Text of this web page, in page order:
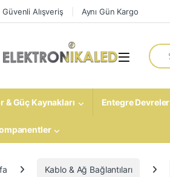
Güvenli Alışveriş Aynı Gün Kargo
Open
& Güç Kaynakları Entegre
Kablo & Ağ Bağlantıları